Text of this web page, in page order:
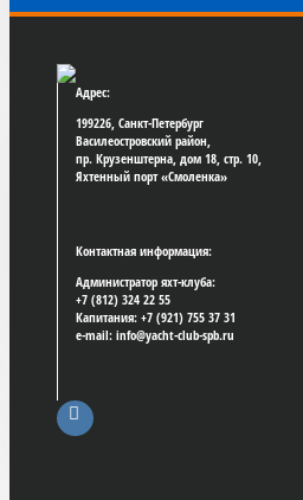
Адрес:
199226, Санкт-Петербург
Василеостровский район,
пр. Крузенштерна, дом 18, стр. 10,
Яхтенный порт «Смоленка»
Контактная информация:
Администратор яхт-клуба:
+7 (812) 324 22 55
Капитания: +7 (921) 755 37 31
e-mail: info@yacht-club-spb.ru